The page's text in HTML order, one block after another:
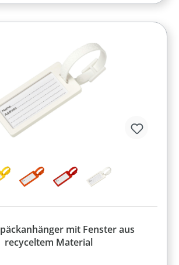
mit Fenster aus
recyceltem Material